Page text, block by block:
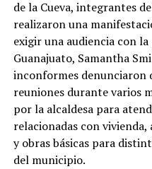
de la Cueva, integrantes
realizaron una
exigir una audiencia con
Guanajuato, Samantha
inconformes denunciaron
reuniones durante varios
por la alcaldesa para
relacionadas con
y obras básicas para
del municipio.